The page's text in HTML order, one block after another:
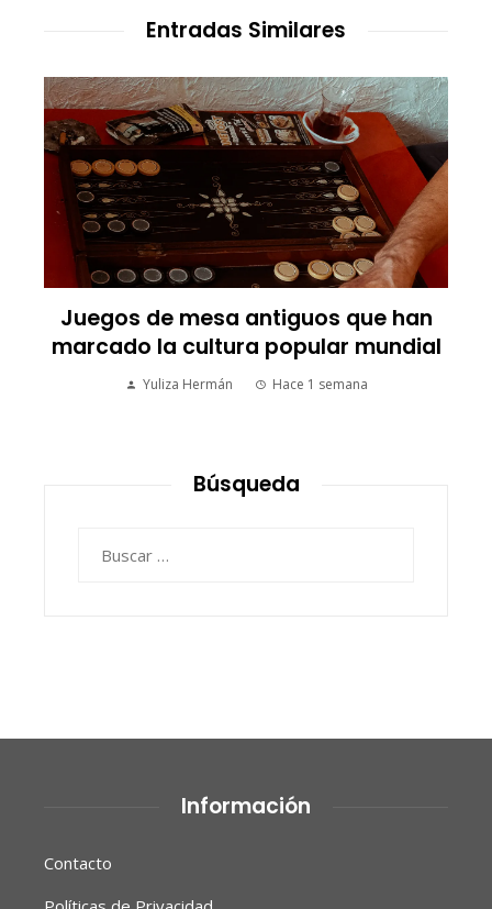
Entradas Similares
Juegos de mesa antiguos que han
marcado la cultura popular mundial
Yuliza Hermán Hace 1 semana
Búsqueda
Información
Contacto